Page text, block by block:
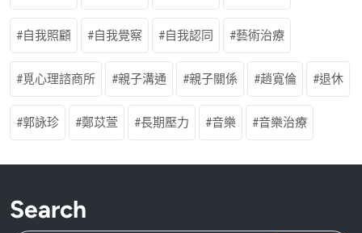
自我照顧 自我覺察 自我認同 藝術治療
覓心理諮商所 親子溝通 親子關係 趙寬倫 退休
郭詠珍 鄭苡萱 長期壓力 音樂 音樂治療
Search